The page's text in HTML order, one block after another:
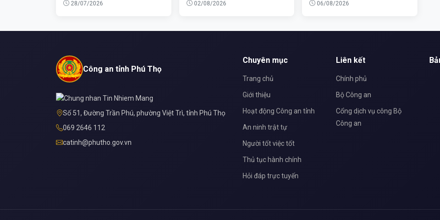
28/07/2026 02/08/2026 06/08/2026
Công an tỉnh Phú Thọ
Số 51, Đường Trần Phú, phường Việt Trì, tỉnh Phú Thọ
069 2646 112
catinh@phutho.gov.vn
Chuyên mục
Trang chủ
Giới thiệu
Hoạt động Công an tỉnh
An ninh trật tự
Người tốt việc tốt
Thủ tục hành chính
Hỏi đáp trực tuyến
Liên kết
Chính phủ
Bộ Công an
Cổng dịch vụ công Bộ
Công an